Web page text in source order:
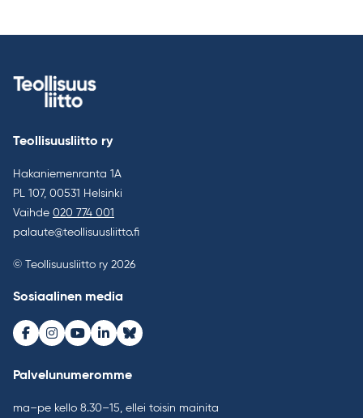
Teollisuusliitto ry
Hakaniemenranta 1A
PL 107, 00531 Helsinki
Vaihde 020 774 001
palaute@teollisuusliitto.fi
© Teollisuusliitto ry 2026
Sosiaalinen media
Facebook
Instagram
Youtube
LinkedInBluesky
Palvelunumeromme
ma–pe kello 8.30–15, ellei toisin mainita